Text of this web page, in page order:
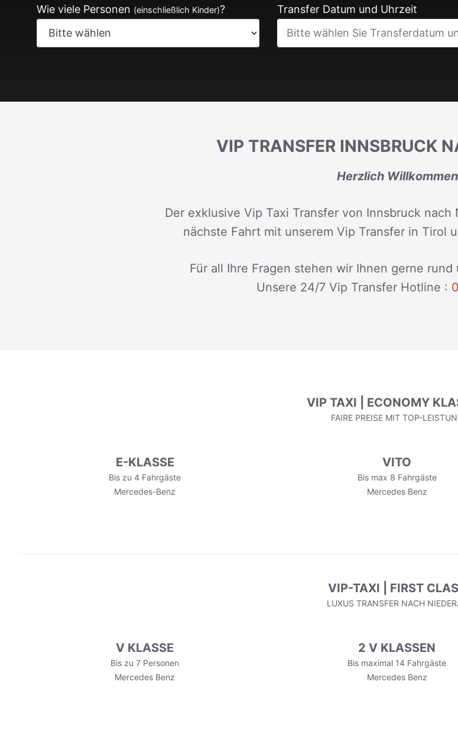
Wie viele Personen (einschließlich Kinder)? Transfer Datum und Uhrzeit
VIP TRANSFER INNSBRUCK
Herzlich Willkommen
Der exklusive Vip Taxi Transfer von Innsbruck
nächste Fahrt mit unserem Vip Transfer in Tirol
Für all Ihre Fragen stehen wir Ihnen gerne
Unsere 24/7 Vip Transfer Hotline :
VIP TAXI | ECONOMY
FAIRE PREISE MIT TOP-
E-KLASSE
Bis zu 4 Fahrgäste
Mercedes-Benz
VITO
Bis max 8 Fahrgäste
Mercedes Benz
VIP-TAXI | FIRST
LUXUS TRANSFER NACH
V KLASSE
Bis zu 7 Personen
Mercedes Benz
2 V KLASSEN
Bis maximal 14 Fahrgäste
Mercedes Benz